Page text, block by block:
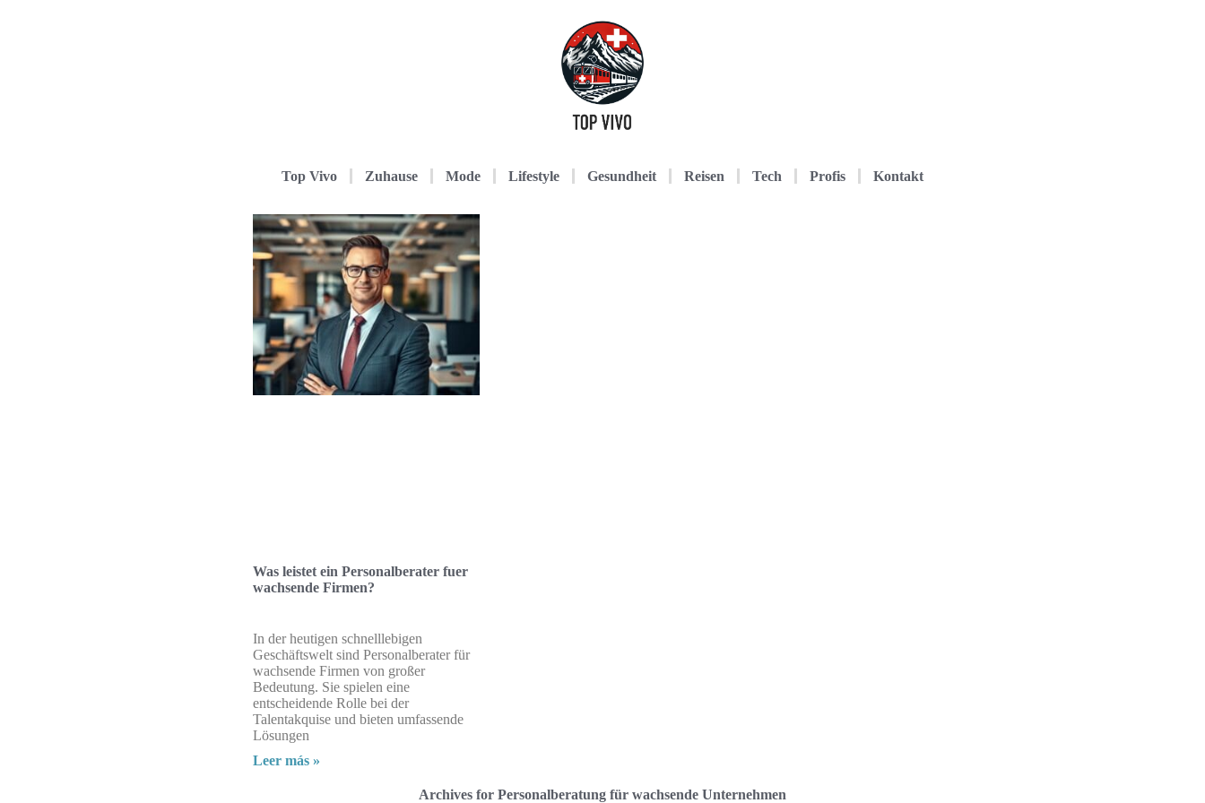
Top Vivo Zuhause Mode Lifestyle Gesundheit Reisen Tech Profis Kontakt
Was leistet ein Personalberater fuer
wachsende Firmen?
In der heutigen schnelllebigen
Geschäftswelt sind Personalberater für
wachsende Firmen von großer
Bedeutung. Sie spielen eine
entscheidende Rolle bei der
Talentakquise und bieten umfassende
Lösungen
Leer más »
Archives for Personalberatung für wachsende Unternehmen